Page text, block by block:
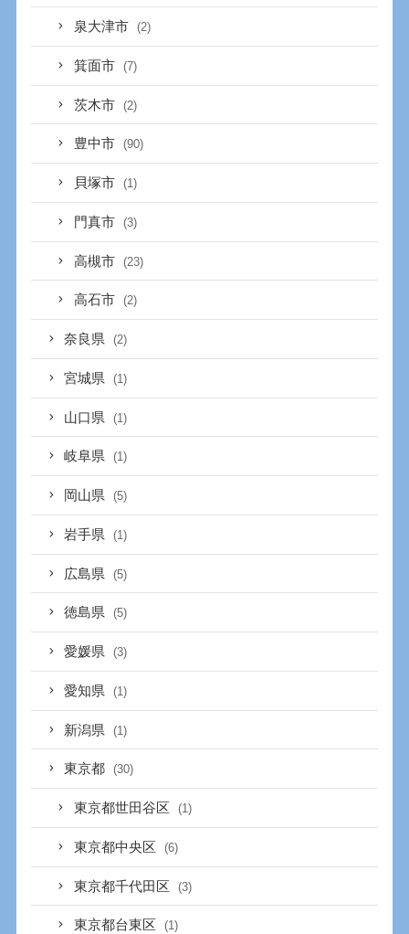
泉大津市 (2)
箕面市 (7)
茨木市 (2)
豊中市 (90)
貝塚市 (1)
門真市 (3)
高槻市 (23)
高石市 (2)
奈良県 (2)
宮城県 (1)
山口県 (1)
岐阜県 (1)
岡山県 (5)
岩手県 (1)
広島県 (5)
徳島県 (5)
愛媛県 (3)
愛知県 (1)
新潟県 (1)
東京都 (30)
東京都世田谷区 (1)
東京都中央区 (6)
東京都千代田区 (3)
東京都台東区 (1)